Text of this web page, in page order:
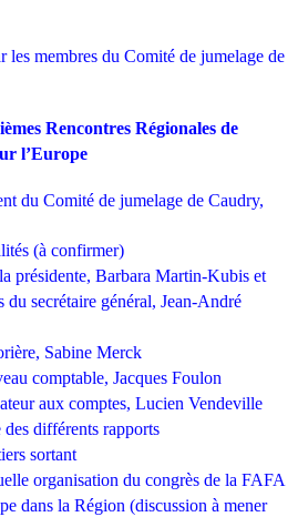
membres du Comité de jumelage de
Rencontres Régionales de
l’Europe
du Comité de jumelage de Caudry,
(à confirmer)
présidente, Barbara Martin-Kubis et
du secrétaire général, Jean-André
Sabine Merck
comptable, Jacques Foulon
aux comptes, Lucien Vendeville
différents rapports
sortant
organisation du congrès de la FAFA
dans la Région (discussion à mener